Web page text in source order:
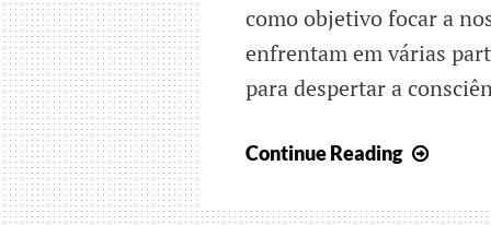
como objetivo focar a
enfrentam em várias
para despertar a
Continue Reading